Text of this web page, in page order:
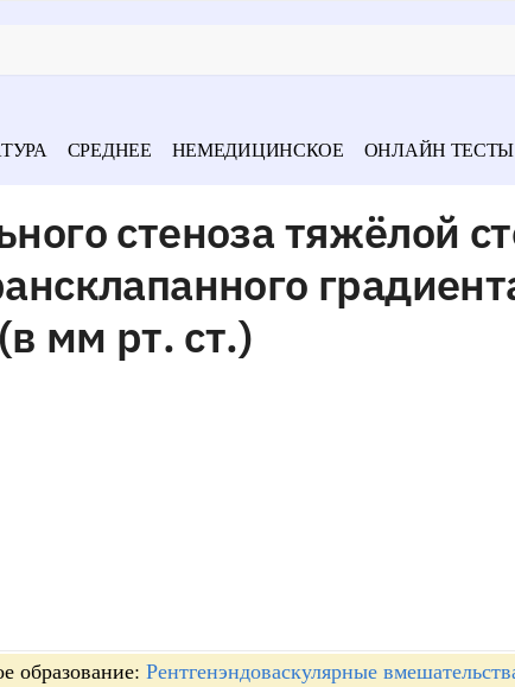
СРЕДНЕЕ НЕМЕДИЦИНСКОЕ ОНЛАЙН ТЕСТЫ
стеноза тяжёлой
мм рт. ст.)
образование: Рентгенэндоваскулярные